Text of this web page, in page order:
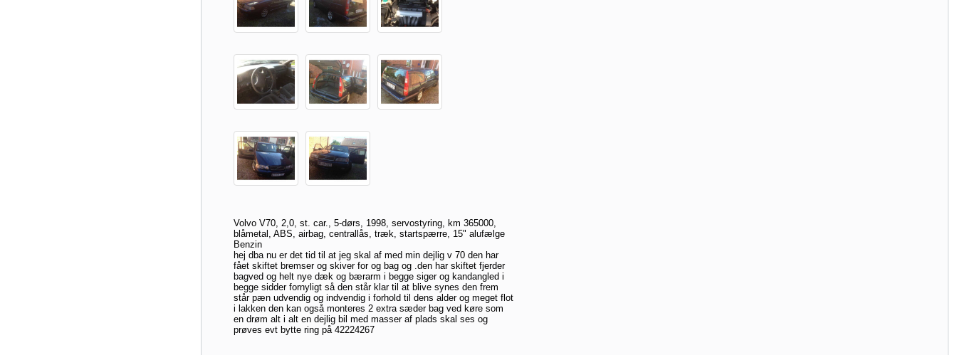
Volvo V70, 2,0, st. car., 5-dørs, 1998, servostyring, km 365000,
blåmetal, ABS, airbag, centrallås, træk, startspærre, 15" alufælge
Benzin
hej dba nu er det tid til at jeg skal af med min dejlig v 70 den har
fået skiftet bremser og skiver for og bag og .den har skiftet fjerder
bagved og helt nye dæk og bærarm i begge siger og kandangled i
begge sidder fornyligt så den står klar til at blive synes den frem
står pæn udvendig og indvendig i forhold til dens alder og meget flot
i lakken den kan også monteres 2 extra sæder bag ved køre som
en drøm alt i alt en dejlig bil med masser af plads skal ses og
prøves evt bytte ring på 42224267